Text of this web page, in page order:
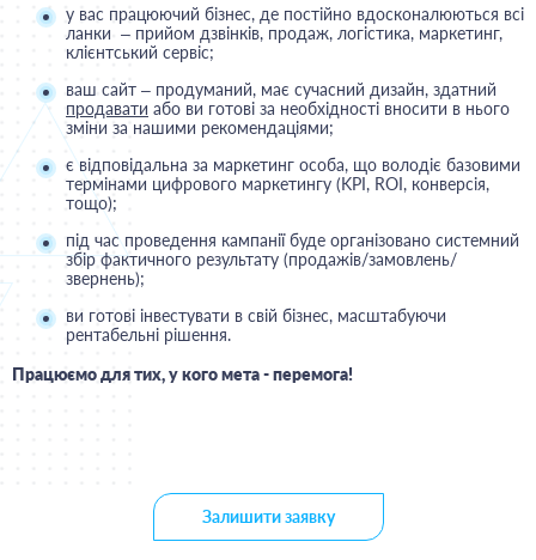
у вас працюючий бізнес, де постійно вдосконалюються всі
ланки – прийом дзвінків, продаж, логістика, маркетинг,
клієнтський сервіс;
ваш сайт – продуманий, має сучасний дизайн, здатний
продавати або ви готові за необхідності вносити в нього
зміни за нашими рекомендаціями;
є відповідальна за маркетинг особа, що володіє базовими
термінами цифрового маркетингу (KPI, ROI, конверсія,
тощо);
під час проведення кампанії буде організовано системний
збір фактичного результату (продажів/замовлень/
звернень);
ви готові інвестувати в свій бізнес, масштабуючи
рентабельні рішення.
Працюємо для тих, у кого мета - перемога!
Залишити заявку